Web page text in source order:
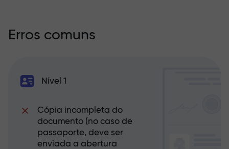
Erros comuns
Nível 1
Cópia incompleta do
documento (no caso de
passaporte, deve ser
enviada a abertura